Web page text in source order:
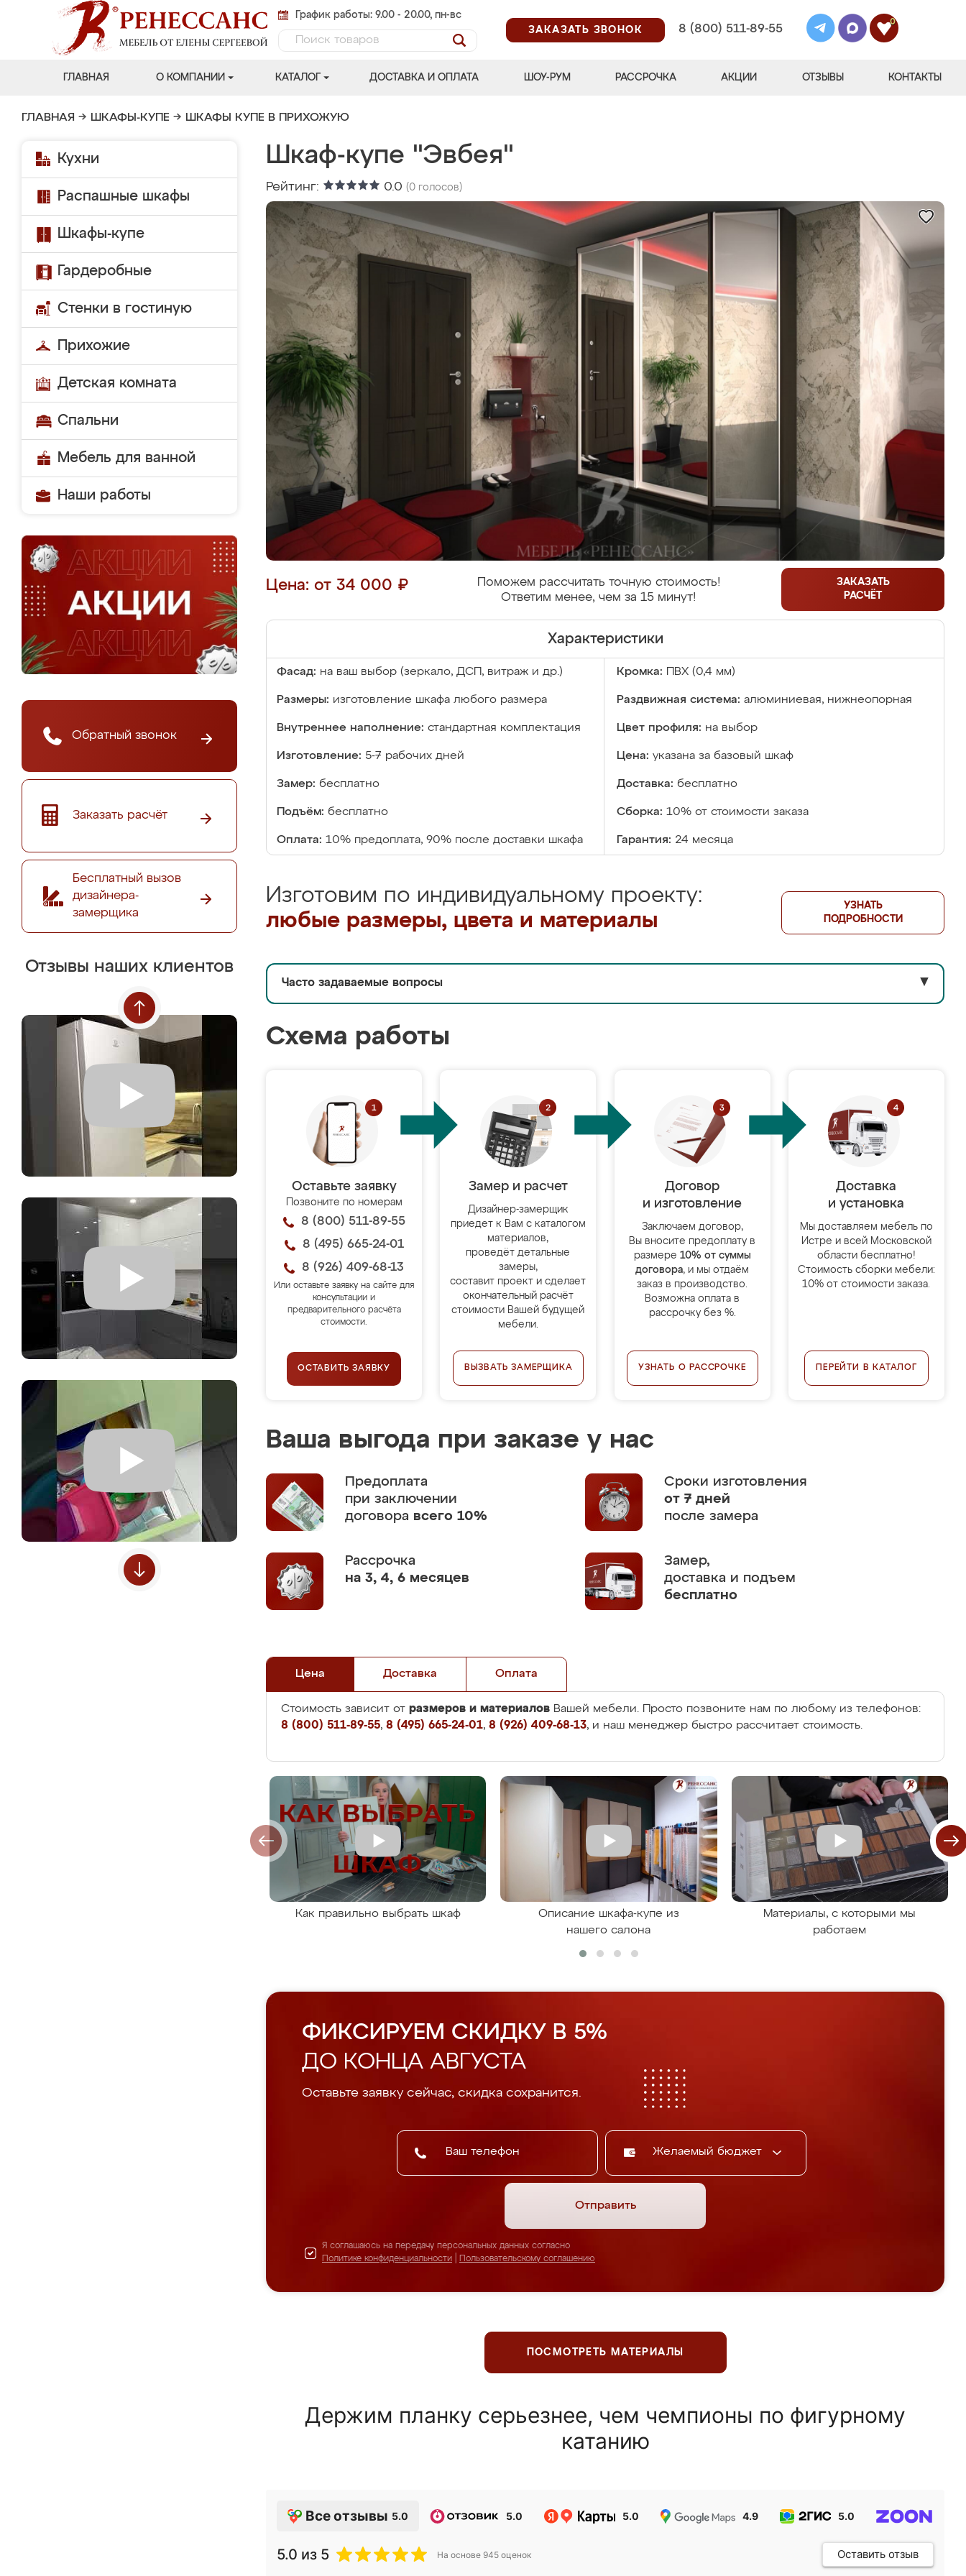
График работы: 9.00 - 20.00, пн-вс
ЗАКАЗАТЬ ЗВОНОК
8 (800) 511-89-55
0
ГЛАВНАЯ О КОМПАНИИ КАТАЛОГ ДОСТАВКА И ОПЛАТА ШОУ-РУМ РАССРОЧКА АКЦИИ ОТЗЫВЫ КОНТАКТЫ
ГЛАВНАЯ → ШКАФЫ-КУПЕ → ШКАФЫ КУПЕ В ПРИХОЖУЮ
Кухни
Распашные шкафы
Шкафы-купе
Гардеробные
Стенки в гостиную
Прихожие
Детская комната
Спальни
Мебель для ванной
Наши работы
Обратный звонок
Заказать расчёт
Бесплатный вызов
дизайнера-
замерщика
Отзывы наших клиентов
Шкаф-купе "Эвбея"
Рейтинг: 0.0 (0 голосов)
Цена: от 34 000 ₽
Поможем рассчитать точную стоимость!
Ответим менее, чем за 15 минут!
ЗАКАЗАТЬ
РАСЧЁТ
Характеристики
Фасад: на ваш выбор (зеркало, ДСП, витраж и др.) Кромка: ПВХ (0,4 мм)
Размеры: изготовление шкафа любого размера Раздвижная система: алюминиевая, нижнеопорная
Внутреннее наполнение: стандартная комплектация Цвет профиля: на выбор
Изготовление: 5-7 рабочих дней Цена: указана за базовый шкаф
Замер: бесплатно Доставка: бесплатно
Подъём: бесплатно Сборка: 10% от стоимости заказа
Оплата: 10% предоплата, 90% после доставки шкафа Гарантия: 24 месяца
Изготовим по индивидуальному проекту:
любые размеры, цвета и материалы
УЗНАТЬ
ПОДРОБНОСТИ
Часто задаваемые вопросы ▼
Схема работы
Оставьте заявку
Позвоните по номерам
8 (800) 511-89-55
8 (495) 665-24-01
8 (926) 409-68-13
Или оставьте заявку на сайте для
консультации и
предварительного расчёта
стоимости.
ОСТАВИТЬ ЗАЯВКУ
Замер и расчет
Дизайнер-замерщик
приедет к Вам с каталогом
материалов,
проведёт детальные
замеры,
составит проект и сделает
окончательный расчёт
стоимости Вашей будущей
мебели.
ВЫЗВАТЬ ЗАМЕРЩИКА
Договор
и изготовление
Заключаем договор,
Вы вносите предоплату в
размере 10% от суммы
договора, и мы отдаём
заказ в производство.
Возможна оплата в
рассрочку без %.
УЗНАТЬ О РАССРОЧКЕ
Доставка
и установка
Мы доставляем мебель по
Истре и всей Московской
области бесплатно!
Стоимость сборки мебели:
10% от стоимости заказа.
ПЕРЕЙТИ В КАТАЛОГ
Ваша выгода при заказе у нас
Предоплата
при заключении
договора всего 10%
Сроки изготовления
от 7 дней
после замера
Рассрочка
на 3, 4, 6 месяцев
Замер,
доставка и подъем
бесплатно
Цена Доставка Оплата
Стоимость зависит от размеров и материалов Вашей мебели. Просто позвоните нам по любому из телефонов:
8 (800) 511-89-55, 8 (495) 665-24-01, 8 (926) 409-68-13, и наш менеджер быстро рассчитает стоимость.
Как правильно выбрать шкаф
Описание шкафа-купе из
нашего салона
Материалы, с которыми мы
работаем
ФИКСИРУЕМ СКИДКУ В 5%
ДО КОНЦА АВГУСТА
Оставьте заявку сейчас, скидка сохранится.
Желаемый бюджет
Отправить
Я соглашаюсь на передачу персональных данных согласно
Политике конфиденциальности
Пользовательскому соглашению
ПОСМОТРЕТЬ МАТЕРИАЛЫ
Держим планку серьезнее, чем чемпионы по фигурному
катанию
Все отзывы 5.0 5.0 5.0 4.9 5.0
5.0 из 5 На основе 945 оценок Оставить отзыв